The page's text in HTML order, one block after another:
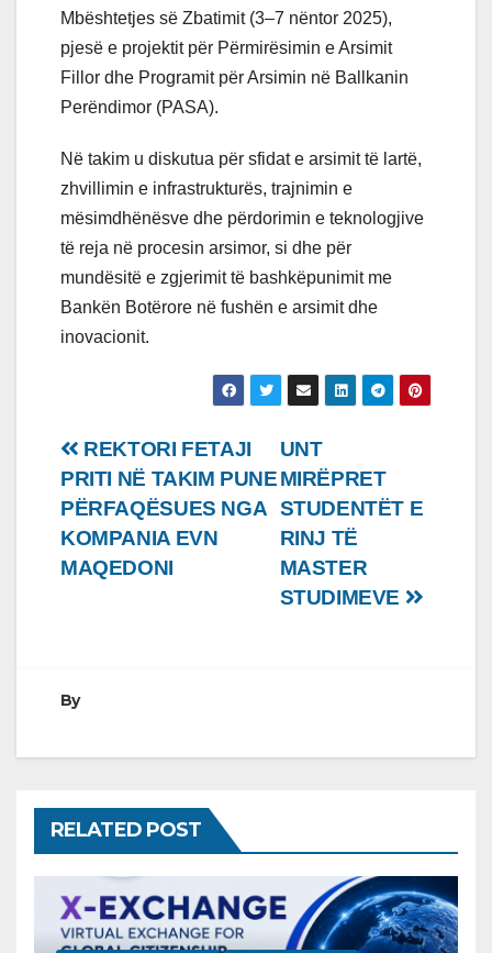
Mbështetjes së Zbatimit (3–7 nëntor 2025),
pjesë e projektit për Përmirësimin e Arsimit
Fillor dhe Programit për Arsimin në Ballkanin
Perëndimor (PASA).
Në takim u diskutua për sfidat e arsimit të lartë,
zhvillimin e infrastrukturës, trajnimin e
mësimdhënësve dhe përdorimin e teknologjive
të reja në procesin arsimor, si dhe për
mundësitë e zgjerimit të bashkëpunimit me
Bankën Botërore në fushën e arsimit dhe
inovacionit.
Lëvizje
te
postimet
UNT
MIRËPRET
STUDENTËT E
RINJ TË
MASTER
STUDIMEVE
REKTORI FETAJI
PRITI NË TAKIM PUNE
PËRFAQËSUES NGA
KOMPANIA EVN
MAQEDONI
By
RELATED POST